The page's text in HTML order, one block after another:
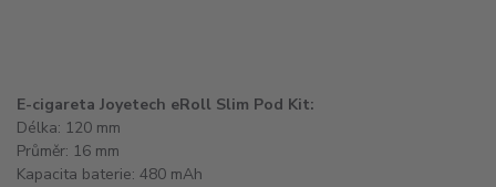
E-cigareta Joyetech eRoll Slim Pod Kit:
Délka: 120 mm
Průměr: 16 mm
Kapacita baterie: 480 mAh